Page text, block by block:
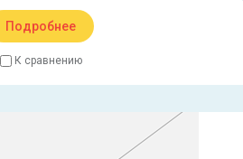
Подробнее
К сравнению